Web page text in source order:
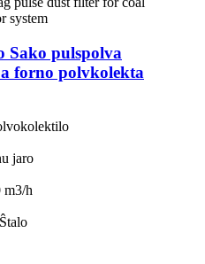
Sako pulspolva
forno polvkolekta
jaro
m3/h